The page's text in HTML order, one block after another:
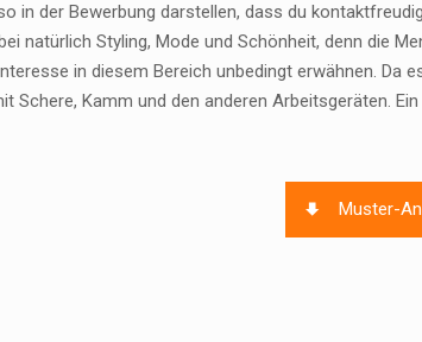
in der Bewerbung darstellen, dass du
natürlich Styling, Mode und Schönheit, denn die
in diesem Bereich unbedingt erwähnen. Da
Schere, Kamm und den anderen Arbeitsgeräten.
Muster-